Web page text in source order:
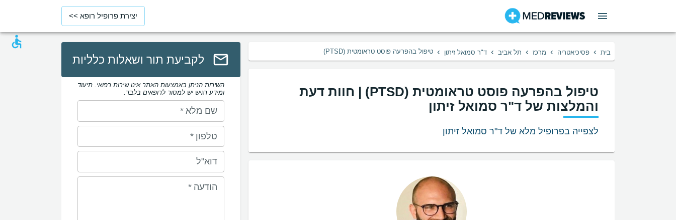
יצירת פרופיל רופא >>
בית › פסיכיאטריה › מרכז › תל אביב › ד"ר סמואל זיתון › טיפול בהפרעה פוסט טראומטית (PTSD)
טיפול בהפרעה פוסט טראומטית (PTSD) | חוות דעת
והמלצות של ד"ר סמואל זיתון
לצפייה בפרופיל מלא של ד"ר סמואל זיתון
לקביעת תור ושאלות כלליות
השירות הניתן באמצעות האתר אינו שירות רפואי. תיעוד
ומידע רגיש יש למסור לרופאים בלבד.
שם מלא *
טלפון *
דוא"ל
הודעה *